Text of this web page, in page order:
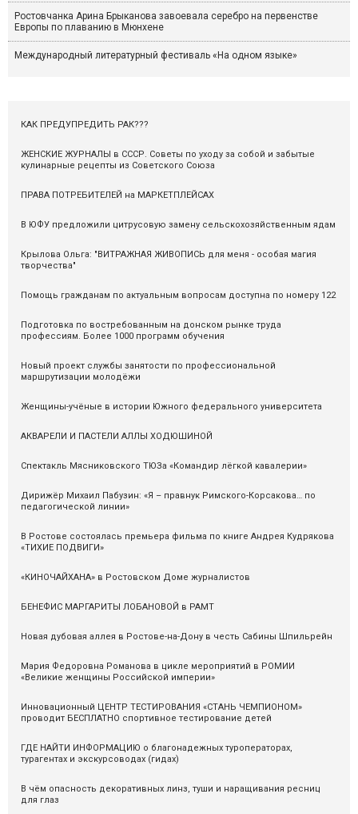
Ростовчанка Арина Брыканова завоевала серебро на первенстве
Европы по плаванию в Мюнхене
Международный литературный фестиваль «На одном языке»
КАК ПРЕДУПРЕДИТЬ РАК???
ЖЕНСКИЕ ЖУРНАЛЫ в СССР. Советы по уходу за собой и забытые
кулинарные рецепты из Советского Союза
ПРАВА ПОТРЕБИТЕЛЕЙ на МАРКЕТПЛЕЙСАХ
В ЮФУ предложили цитрусовую замену сельскохозяйственным ядам
Крылова Ольга: "ВИТРАЖНАЯ ЖИВОПИСЬ для меня - особая магия
творчества"
Помощь гражданам по актуальным вопросам доступна по номеру 122
Подготовка по востребованным на донском рынке труда
профессиям. Более 1000 программ обучения
Новый проект службы занятости по профессиональной
маршрутизации молодёжи
Женщины-учёные в истории Южного федерального университета
АКВАРЕЛИ И ПАСТЕЛИ АЛЛЫ ХОДЮШИНОЙ
Спектакль Мясниковского ТЮЗа «Командир лёгкой кавалерии»
Дирижёр Михаил Пабузин: «Я – правнук Римского-Корсакова… по
педагогической линии»
В Ростове состоялась премьера фильма по книге Андрея Кудрякова
«ТИХИЕ ПОДВИГИ»
«КИНОЧАЙХАНА» в Ростовском Доме журналистов
БЕНЕФИС МАРГАРИТЫ ЛОБАНОВОЙ в РАМТ
Новая дубовая аллея в Ростове-на-Дону в честь Сабины Шпильрейн
Мария Федоровна Романова в цикле мероприятий в РОМИИ
«Великие женщины Российской империи»
Инновационный ЦЕНТР ТЕСТИРОВАНИЯ «СТАНЬ ЧЕМПИОНОМ»
проводит БЕСПЛАТНО спортивное тестирование детей
ГДЕ НАЙТИ ИНФОРМАЦИЮ о благонадежных туроператорах,
турагентах и экскурсоводах (гидах)
В чём опасность декоративных линз, туши и наращивания ресниц
для глаз